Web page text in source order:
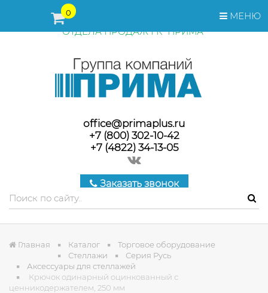
МЕНЮ
0
ПЕРЕД ОФОРМЛЕНИЕМ ЗАКАЗА, СТОИМОСТЬ И СРОКИ
ПОСТАВКИ ТОВАРА УТОЧНЯЙТЕ У МЕНЕДЖЕРОВ
ОТДЕЛА ПРОДАЖ ГК "ПРИМА"
office@primaplus.ru
+7 (800) 302-10-42
+7 (4822) 34-13-05
Заказать звонок
Главная Каталог
Торговое оборудование
Стеллажи
Серия Русь
Аксессуары для стеллажей
Крючок одинарный оцинкованный с
ценникодержателем, 250 мм